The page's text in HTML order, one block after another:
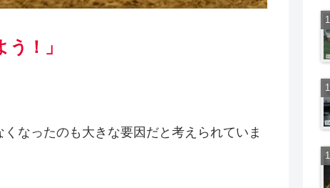
！」
なったのも大きな要因だと考えられていま